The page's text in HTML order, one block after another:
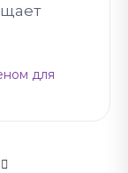
для